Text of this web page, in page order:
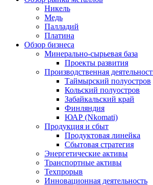
Никель
Медь
Палладий
Платина
Обзор бизнеса
Минерально-сырьевая база
Проекты развития
Производственная
Таймырский полуостров
Кольский полуостров
Забайкальский край
Финляндия
ЮАР (Nkomati)
Продукция и сбыт
Продуктовая линейка
Сбытовая стратегия
Энергетические активы
Транспортные активы
Техпрорыв
Инновационная деятельность